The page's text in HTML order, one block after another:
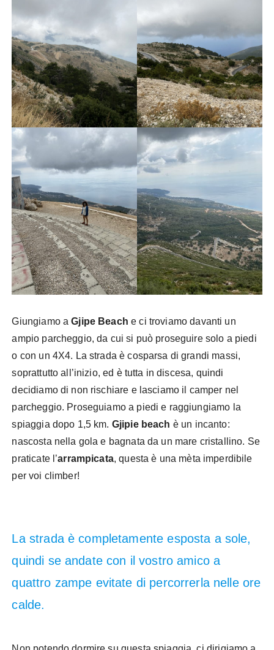
Giungiamo aGjipe Beach e ci troviamo davanti un
ampio parcheggio, da cui si può proseguire solo a piedi
o con un 4X4. La strada è cosparsa di grandi massi,
soprattutto all’inizio, ed è tutta in discesa, quindi
decidiamo di non rischiare e lasciamo il camper nel
parcheggio. Proseguiamo a piedi e raggiungiamo la
spiaggia dopo 1,5 km. Gjipie beach è un incanto:
nascosta nella gola e bagnata da un mare cristallino. Se
praticate l’arrampicata, questa è una mèta imperdibile
per voi climber!
La strada è completamente esposta a sole,
quindi se andate con il vostro amico a
quattro zampe evitate di percorrerla nelle ore
calde.